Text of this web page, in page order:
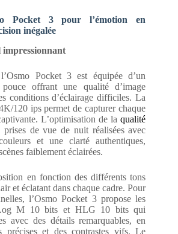
Pocket 3 pour l’émotion en
inégalée
impressionnant
Pocket 3 est équipée d’un
offrant une qualité d’image
conditions d’éclairage difficiles. La
120 ips permet de capturer chaque
L’optimisation de laqualité
de vue de nuit réalisées avec
et une clarté authentiques,
faiblement éclairées.
en fonction des différents tons
et éclatant dans chaque cadre. Pour
l’Osmo Pocket 3 propose les
M 10 bits et HLG 10 bits qui
avec des détails remarquables, en
précises et des contrastes vifs. Le